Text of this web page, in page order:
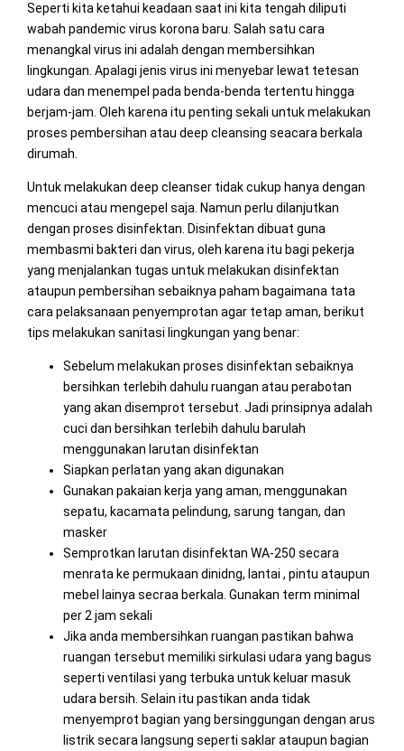
Seperti kita ketahui keadaan saat ini kita tengah diliputi
wabah pandemic virus korona baru. Salah satu cara
menangkal virus ini adalah dengan membersihkan
lingkungan. Apalagi jenis virus ini menyebar lewat tetesan
udara dan menempel pada benda-benda tertentu hingga
berjam-jam. Oleh karena itu penting sekali untuk melakukan
proses pembersihan atau deep cleansing seacara berkala
dirumah.
Untuk melakukan deep cleanser tidak cukup hanya dengan
mencuci atau mengepel saja. Namun perlu dilanjutkan
dengan proses disinfektan. Disinfektan dibuat guna
membasmi bakteri dan virus, oleh karena itu bagi pekerja
yang menjalankan tugas untuk melakukan disinfektan
ataupun pembersihan sebaiknya paham bagaimana tata
cara pelaksanaan penyemprotan agar tetap aman, berikut
tips melakukan sanitasi lingkungan yang benar:
Sebelum melakukan proses disinfektan sebaiknya
bersihkan terlebih dahulu ruangan atau perabotan
yang akan disemprot tersebut. Jadi prinsipnya adalah
cuci dan bersihkan terlebih dahulu barulah
menggunakan larutan disinfektan
Siapkan perlatan yang akan digunakan
Gunakan pakaian kerja yang aman, menggunakan
sepatu, kacamata pelindung, sarung tangan, dan
masker
Semprotkan larutan disinfektan WA-250 secara
menrata ke permukaan dinidng, lantai , pintu ataupun
mebel lainya secraa berkala. Gunakan term minimal
per 2 jam sekali
Jika anda membersihkan ruangan pastikan bahwa
ruangan tersebut memiliki sirkulasi udara yang bagus
seperti ventilasi yang terbuka untuk keluar masuk
udara bersih. Selain itu pastikan anda tidak
menyemprot bagian yang bersinggungan dengan arus
listrik secara langsung seperti saklar ataupun bagian